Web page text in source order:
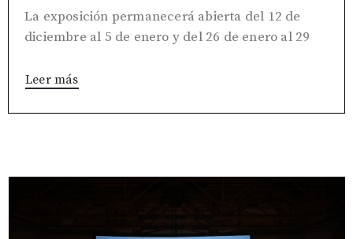
La exposición permanecerá abierta del 12 de
diciembre al 5 de enero y del 26 de enero al 29
Leer más